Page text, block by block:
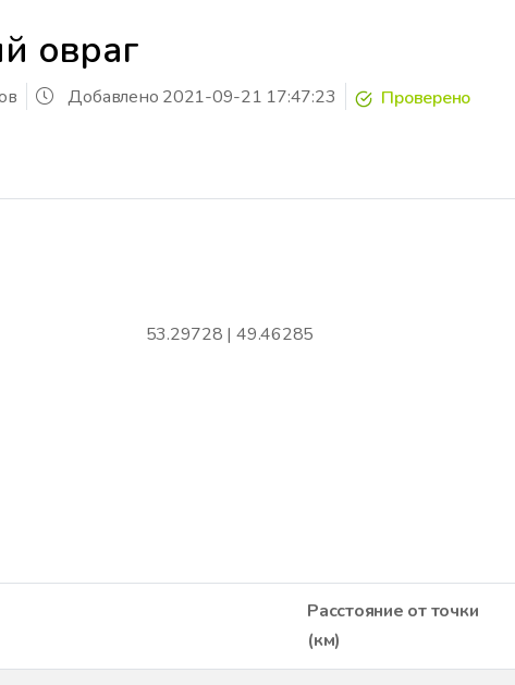
овраг
Добавлено 2021-09-21 17:47:23 Проверено
53.29728 | 49.46285
Расстояние от точки
(км)